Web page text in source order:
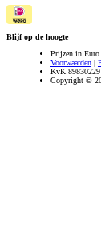
Blijf op de hoogte
Prijzen in
Voorwaarden
KvK
Copyright ©